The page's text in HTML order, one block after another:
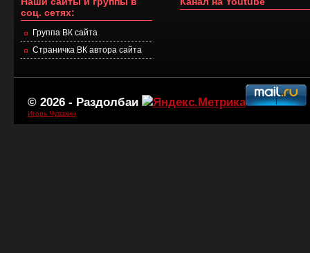
соц. сетях:
Группа ВК сайта
Страничка ВК автора сайта
© 2026 - Раздолбаи
Игорь Чувакин